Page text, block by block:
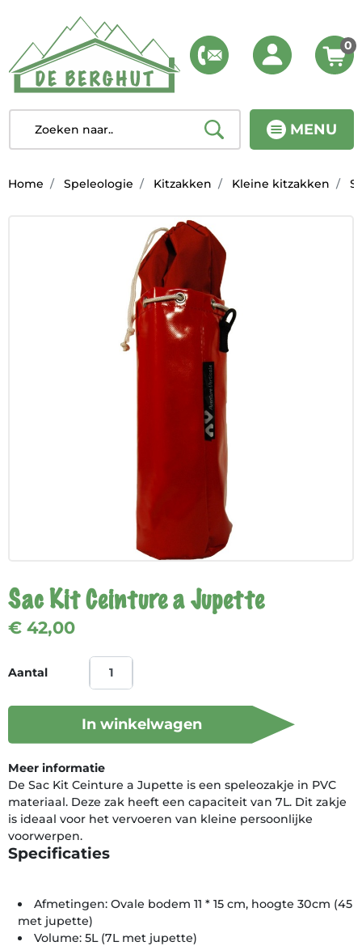
MENU
0
Home Speleologie Kitzakken Kleine kitzakken
Sac Kit Ceinture a Jupette
€ 42,00
Aantal
In winkelwagen
Meer informatie
De Sac Kit Ceinture a Jupette is een speleozakje in PVC
materiaal. Deze zak heeft een capaciteit van 7L. Dit zakje
is ideaal voor het vervoeren van kleine persoonlijke
voorwerpen.
Specificaties
Afmetingen: Ovale bodem 11 * 15 cm, hoogte 30cm (45
met jupette)
Volume: 5L (7L met jupette)